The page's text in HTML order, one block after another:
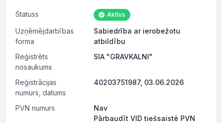
Statuss Aktīvs
Uzņēmējdarbības
forma
Sabiedrība ar ierobežotu
atbildību
Reģistrēts
nosaukums
SIA "GRAVKALNI"
Reģistrācijas
numurs, datums
40203751987, 03.06.2026
PVN numurs
Nav
Pārbaudīt VID tiešsaistē PVN